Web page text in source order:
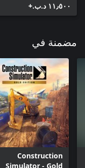
١١٫٥٠٠ د.ب.‏+
مضمنة في
Construction
Simulator - Gold